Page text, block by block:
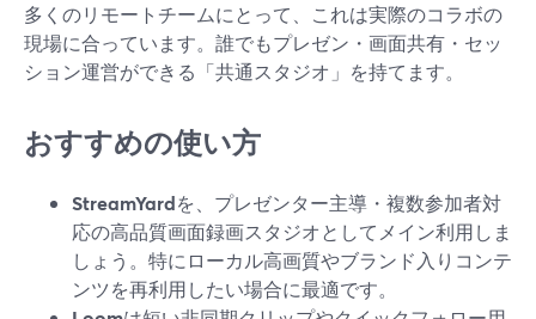
多くのリモートチームにとって、これは実際のコラボの
現場に合っています。誰でもプレゼン・画面共有・セッ
ション運営ができる「共通スタジオ」を持てます。
おすすめの使い方
StreamYardを、プレゼンター主導・複数参加者対
応の高品質画面録画スタジオとしてメイン利用しま
しょう。特にローカル高画質やブランド入りコンテ
ンツを再利用したい場合に最適です。